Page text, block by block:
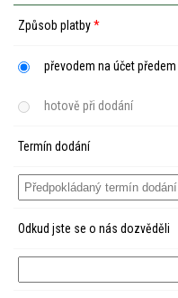
Způsob platby*
převodem na účet předem
hotově při dodání
Termín dodání
Odkud jste se o nás dozvěděli